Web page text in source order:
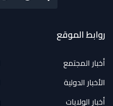
روابط الموقع
أخبار المجتمع
الأخبار الدولية
أخبار الولايات